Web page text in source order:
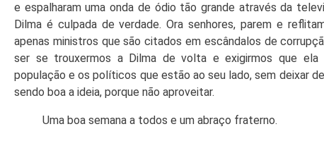
e espalharam uma onda de ódio tão grande através da
Dilma é culpada de verdade. Ora senhores, parem e
apenas ministros que são citados em escândalos de
ser se trouxermos a Dilma de volta e exigirmos que ela
população e os políticos que estão ao seu lado, sem deixar
sendo boa a ideia, porque não aproveitar.
Uma boa semana a todos e um abraço fraterno.